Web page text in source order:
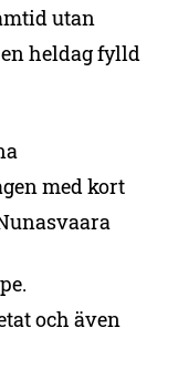
utan
heldag fylld
med kort
och även